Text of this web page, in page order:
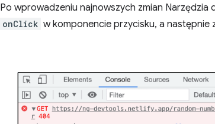
Po wprowadzeniu najnowszych zmian
onClick w komponencie przycisku, a następnie